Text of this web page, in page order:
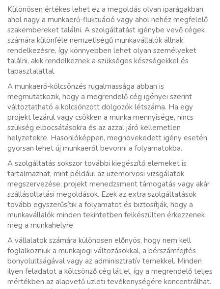
Különösen értékes lehet ez a megoldás olyan iparágakban,
ahol nagy a munkaerő-fluktuáció vagy ahol nehéz megfelelő
szakembereket találni. A szolgáltatást igénybe vevő cégek
számára különféle nemzetiségű munkavállalók állnak
rendelkezésre, így könnyebben lehet olyan személyeket
találni, akik rendelkeznek a szükséges készségekkel és
tapasztalattal.
A munkaerő-kölcsönzés rugalmassága abban is
megmutatkozik, hogy a megrendelő cég igényei szerint
változtatható a kölcsönzött dolgozók létszáma. Ha egy
projekt lezárul vagy csökken a munka mennyisége, nincs
szükség elbocsátásokra és az azzal járó kellemetlen
helyzetekre. Hasonlóképpen, megnövekedett igény esetén
gyorsan lehet új munkaerőt bevonni a folyamatokba.
A szolgáltatás sokszor további kiegészítő elemeket is
tartalmazhat, mint például az üzemorvosi vizsgálatok
megszervezése, projekt menedzsment támogatás vagy akár
szállásoltatási megoldások. Ezek az extra szolgáltatások
tovább egyszerűsítik a folyamatot és biztosítják, hogy a
munkavállalók minden tekintetben felkészülten érkezzenek
meg a munkahelyre.
A vállalatok számára különösen előnyös, hogy nem kell
foglalkozniuk a munkajogi változásokkal, a bérszámfejtés
bonyolultságával vagy az adminisztratív terhekkel. Minden
ilyen feladatot a kölcsönző cég lát el, így a megrendelő teljes
mértékben az alapvető üzleti tevékenységére koncentrálhat.